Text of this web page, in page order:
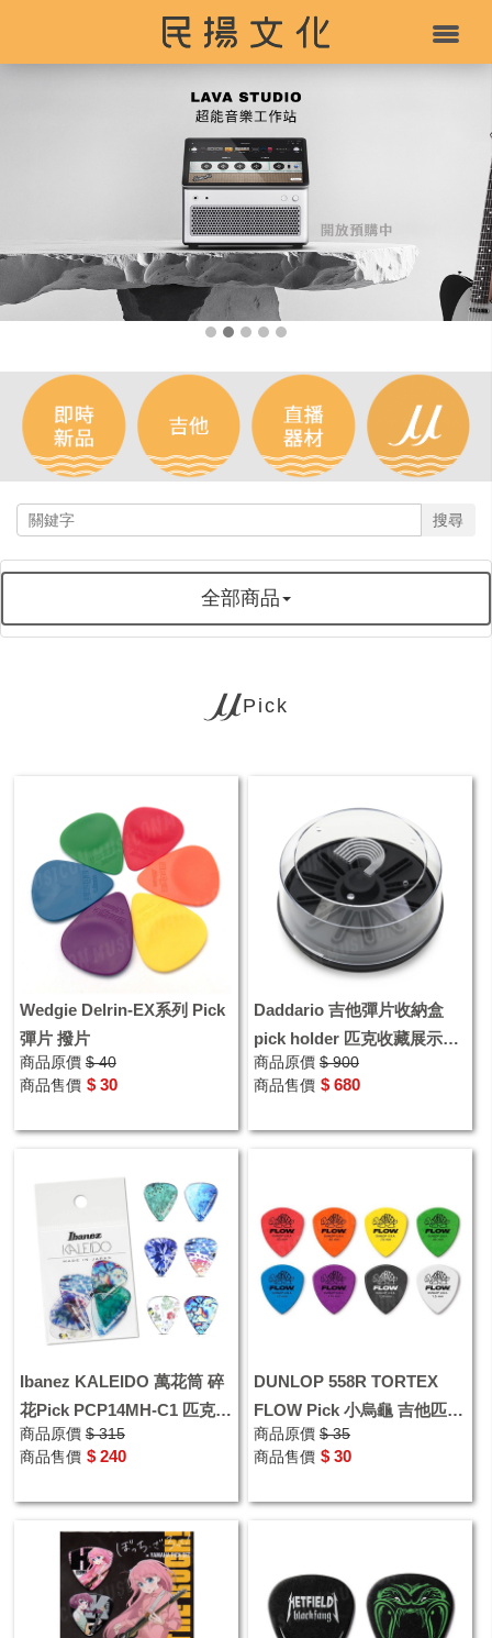
搜尋
全部商品
Pick
Wedgie Delrin-EX系列 Pick
彈片 撥片
商品原價 $ 40
商品售價 $ 30
Daddario 吉他彈片收納盒
pick holder 匹克收藏展示
PW-PH360-01
商品原價 $ 900
商品售價 $ 680
Ibanez KALEIDO 萬花筒 碎
花Pick PCP14MH-C1 匹克
彈片 0.88mm 6片裝
商品原價 $ 315
商品售價 $ 240
DUNLOP 558R TORTEX
FLOW Pick 小烏龜 吉他匹克
彈片 撥片
商品原價 $ 35
商品售價 $ 30